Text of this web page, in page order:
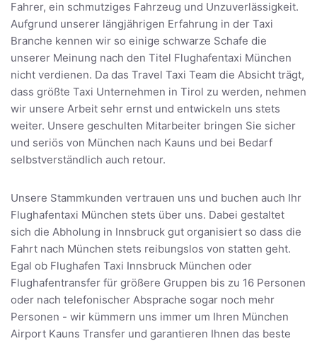
Fahrer, ein schmutziges Fahrzeug und Unzuverlässigkeit.
Aufgrund unserer längjährigen Erfahrung in der Taxi
Branche kennen wir so einige schwarze Schafe die
unserer Meinung nach den Titel Flughafentaxi München
nicht verdienen. Da das Travel Taxi Team die Absicht trägt,
dass größte Taxi Unternehmen in Tirol zu werden, nehmen
wir unsere Arbeit sehr ernst und entwickeln uns stets
weiter. Unsere geschulten Mitarbeiter bringen Sie sicher
und seriös von München nach Kauns und bei Bedarf
selbstverständlich auch retour.
Unsere Stammkunden vertrauen uns und buchen auch Ihr
Flughafentaxi München stets über uns. Dabei gestaltet
sich die Abholung in Innsbruck gut organisiert so dass die
Fahrt nach München stets reibungslos von statten geht.
Egal ob Flughafen Taxi Innsbruck München oder
Flughafentransfer für größere Gruppen bis zu 16 Personen
oder nach telefonischer Absprache sogar noch mehr
Personen - wir kümmern uns immer um Ihren München
Airport Kauns Transfer und garantieren Ihnen das beste